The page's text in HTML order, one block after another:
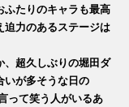
ふたりのキャラも最高
迫力のあるステージは
、超久しぶりの堀田ダ
いが多そうな日の
って笑う人がいるあ